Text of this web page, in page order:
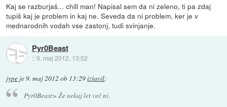
Kaj se razburjaš... chill man! Napisal sem da ni zeleno, ti pa zdaj
tupiš kaj je problem in kaj ne. Seveda da ni problem, ker je v
mednarodnih vodah vse zastonj, tudi svinjanje.
Pyr0Beast
::9. maj 2012, 13:52
jype je9. maj 2012 ob 13:29izjavil:
Pyr0Beast> Že nekaj let več ni.